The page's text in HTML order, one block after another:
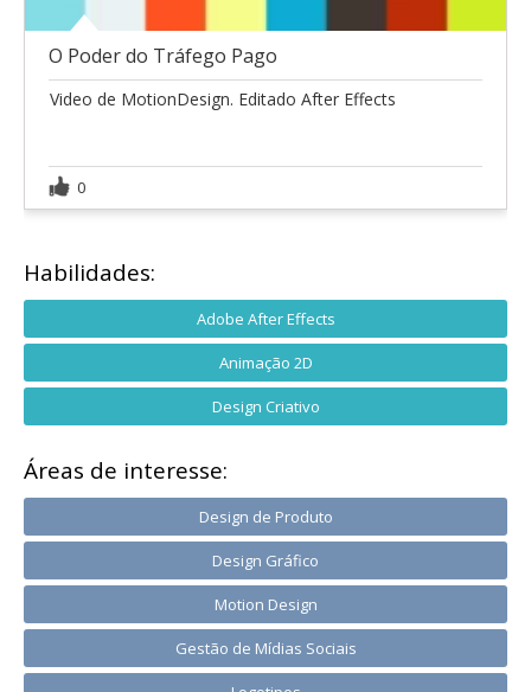
O Poder do Tráfego Pago
Video de MotionDesign. Editado After Effects
0
Habilidades:
Adobe After Effects
Animação 2D
Design Criativo
Áreas de interesse:
Design de Produto
Design Gráfico
Motion Design
Gestão de Mídias Sociais